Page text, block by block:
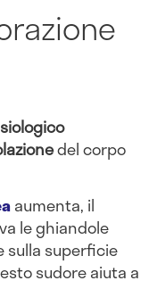
del corpo
aumenta, il
le ghiandole
sulla superficie
sudore aiuta a